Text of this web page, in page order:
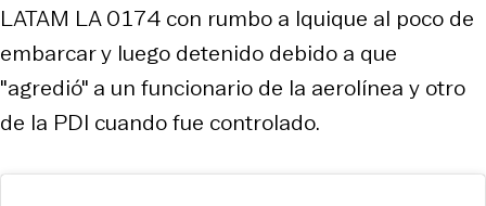
LATAM LA 0174 con rumbo a Iquique al poco de
embarcar y luego detenido debido a que
"agredió" a un funcionario de la aerolínea y otro
de la PDI cuando fue controlado.